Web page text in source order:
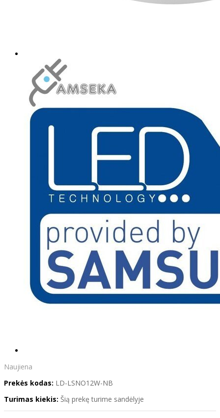
Naujiena
Prekės kodas: LD-LSNO12W-NB
Turimas kiekis: Šią prekę turime sandėlyje